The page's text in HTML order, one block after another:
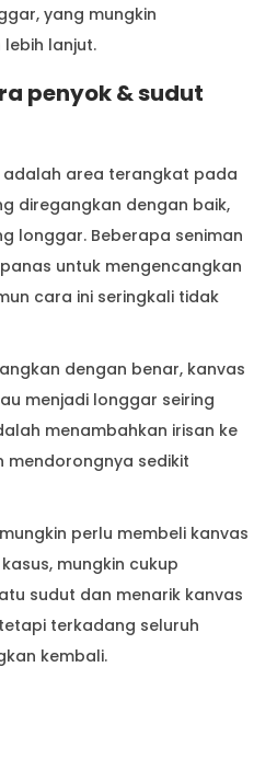
yang mungkin
lanjut.
penyok & sudut
adalah area terangkat pada
diregangkan dengan baik,
longgar. Beberapa seniman
untuk mengencangkan
cara ini seringkali tidak
dengan benar, kanvas
menjadi longgar seiring
menambahkan irisan ke
mendorongnya sedikit
perlu membeli kanvas
mungkin cukup
sudut dan menarik kanvas
terkadang seluruh
kembali.